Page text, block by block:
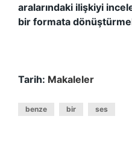
aralarındaki ilişkiyi
bir formata
Tarih: Makaleler
benze bir ses